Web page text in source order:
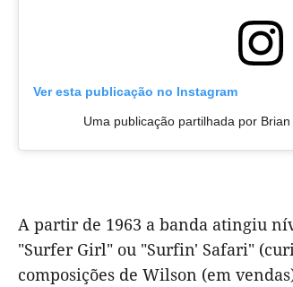
Ver esta publicação no Instagram
Uma publicação partilhada por
A partir de 1963 a banda atingiu
"Surfer Girl" ou "Surfin' Safari"
composições de Wilson (em